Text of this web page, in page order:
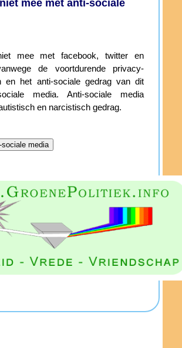
mee met anti-sociale
mee met facebook, twitter en
de voortdurende privacy-
en het anti-sociale gedrag van dit
media. Anti-sociale media
en narcistisch gedrag.